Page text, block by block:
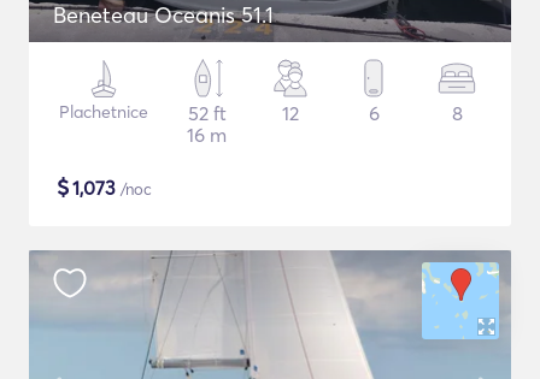
Beneteau Oceanis 51.1
Plachetnice
52 ft
16 m
12 6 8
$1,073 /noc